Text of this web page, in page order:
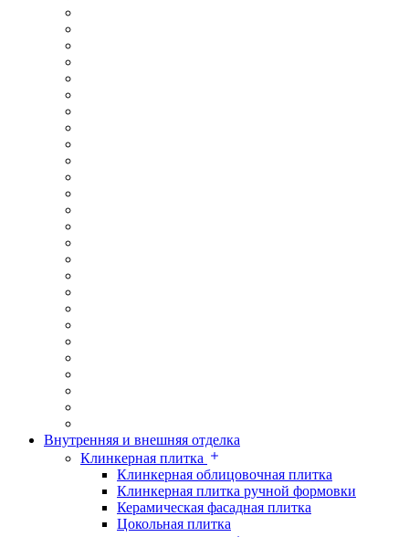
Внутренняя и внешняя отделка
Клинкерная плитка
Клинкерная облицовочная плитка
Клинкерная плитка ручной формовки
Керамическая фасадная плитка
Цокольная плитка